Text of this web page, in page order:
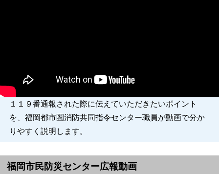
１１９番通報された際に伝えていただきたいポイント
を、福岡都市圏消防共同指令センター職員が動画で分か
りやすく説明します。
福岡市民防災センター広報動画